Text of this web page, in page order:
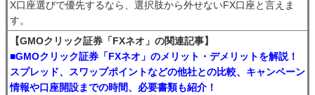
X口座選びで優先するなら、選択肢から外せないFX口座と言えま
す。
【GMOクリック証券「FXネオ」の関連記事】
■GMOクリック証券「FXネオ」のメリット・デメリットを解説！
スプレッド、スワップポイントなどの他社との比較、キャンペーン
情報や口座開設までの時間、必要書類も紹介！